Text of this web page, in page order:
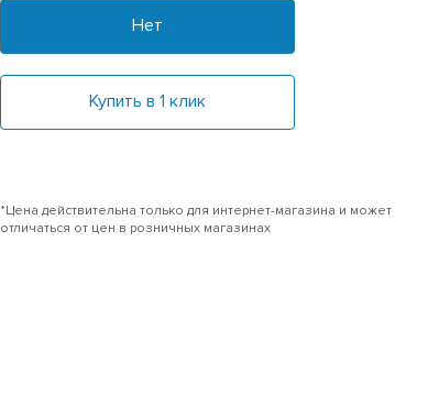
Нет
Купить в 1 клик
*Цена действительна только для интернет-магазина и может
отличаться от цен в розничных магазинах